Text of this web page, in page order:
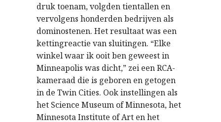
druk toenam, volgden tientallen en
vervolgens honderden bedrijven als
dominostenen. Het resultaat was een
kettingreactie van sluitingen. “Elke
winkel waar ik ooit ben geweest in
Minneapolis was dicht,” zei een RCA-
kameraad die is geboren en getogen
in de Twin Cities. Ook instellingen als
het Science Museum of Minnesota, het
Minnesota Institute of Art en het